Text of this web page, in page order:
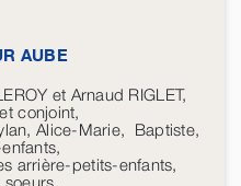
AUBE
et Arnaud RIGLET,
conjoint,
Alice-Marie, Baptiste,
arrière-petits-enfants,
soeurs,